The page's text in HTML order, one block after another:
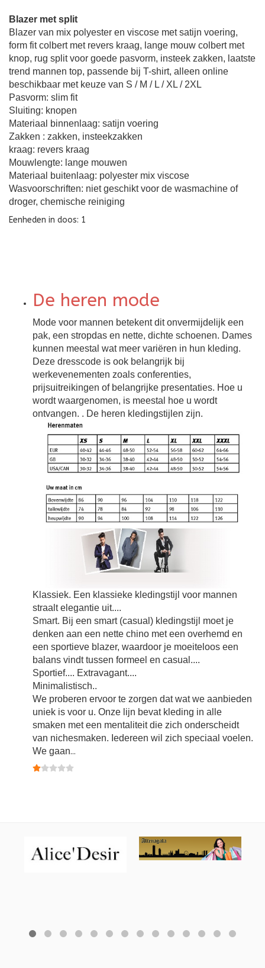
Blazer met split
Blazer van mix polyester en viscose met satijn voering,
form fit colbert met revers kraag, lange mouw colbert met
knop, rug split voor goede pasvorm, insteek zakken, laatste
trend mannen top, passende bij T-shirt, alleen online
beschikbaar met keuze van S / M / L / XL / 2XL
Pasvorm: slim fit
Sluiting: knopen
Materiaal binnenlaag: satijn voering
Zakken : zakken, insteekzakken
kraag: revers kraag
Mouwlengte: lange mouwen
Materiaal buitenlaag: polyester mix viscose
Wasvoorschriften: niet geschikt voor de wasmachine of
droger, chemische reiniging
Eenheden in doos: 1
De heren mode
Mode voor mannen betekent dit onvermijdelijk een
pak, een stropdas en nette, dichte schoenen. Dames
kunnen meestal wat meer variëren in hun kleding.
Deze dresscode is ook belangrijk bij
werkevenementen zoals conferenties,
prijsuitreikingen of belangrijke presentaties. Hoe u
wordt waargenomen, is meestal hoe u wordt
ontvangen. . De heren kledingstijlen zijn.
Klassiek. Een klassieke kledingstijl voor mannen
straalt elegantie uit....
Smart. Bij een smart (casual) kledingstijl moet je
denken aan een nette chino met een overhemd en
een sportieve blazer, waardoor je moeiteloos een
balans vindt tussen formeel en casual....
Sportief.... Extravagant....
Minimalistisch..
We proberen ervoor te zorgen dat wat we aanbieden
uniek is voor u. Onze lijn bevat kleding in alle
smaken met een mentaliteit die zich onderscheidt
van nichesmaken. Iedereen wil zich speciaal voelen.
We gaan...
Gebruikerswaardering: